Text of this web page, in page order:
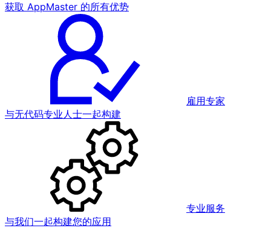
获取 AppMaster 的所有优势
雇用专家
与无代码专业人士一起构建
专业服务
与我们一起构建您的应用